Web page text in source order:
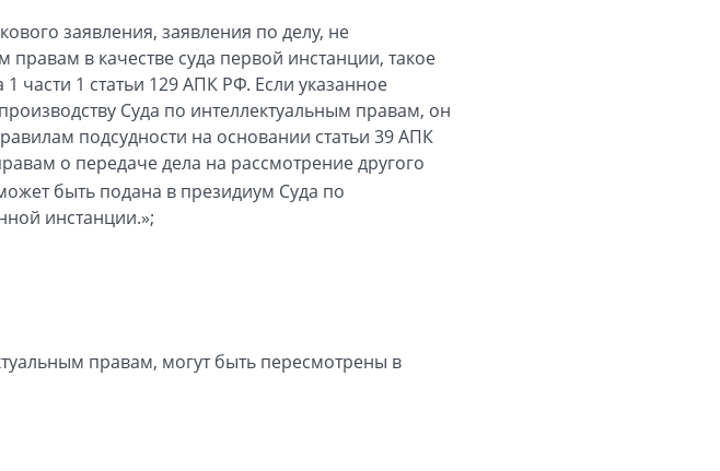
заявления, заявления по делу, не
в качестве суда первой инстанции, такое
части 1 статьи 129 АПК РФ. Если указанное
Суда по интеллектуальным правам, он
подсудности на основании статьи 39 АПК
о передаче дела на рассмотрение другого
быть подана в президиум Суда по
инстанции.»;
правам, могут быть пересмотрены в